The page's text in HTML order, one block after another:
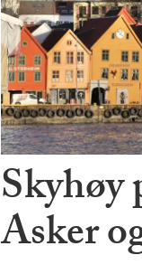
Skyhøy
Asker